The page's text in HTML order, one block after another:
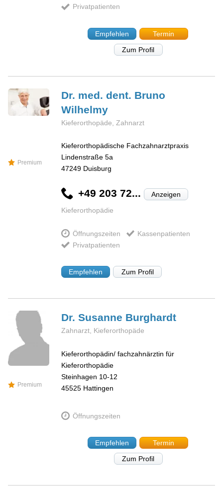
Privatpatienten
Empfehlen
Termin
Zum Profil
Premium
Dr. med. dent. Bruno
Wilhelmy
Kieferorthopäde, Zahnarzt
Kieferorthopädische Fachzahnarztpraxis
Lindenstraße 5a
47249 Duisburg
+49 203 72... Anzeigen
Kieferorthopädie
Öffnungszeiten
Kassenpatienten
Privatpatienten
Empfehlen Zum Profil
Premium
Dr. Susanne Burghardt
Zahnarzt, Kieferorthopäde
Kieferorthopädin/ fachzahnärztin für
Kieferorthopädie
Steinhagen 10-12
45525 Hattingen
Öffnungszeiten
Empfehlen
Termin
Zum Profil